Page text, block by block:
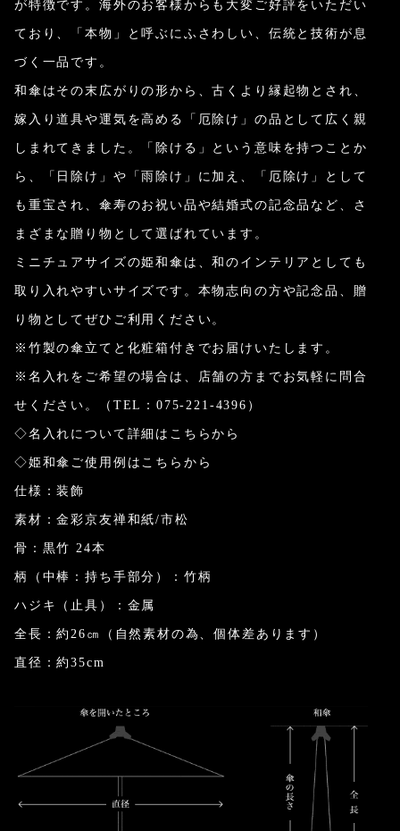
が特徴です。海外のお客様からも大変ご好評をいただい
ており、「本物」と呼ぶにふさわしい、伝統と技術が息
づく一品です。
和傘はその末広がりの形から、古くより縁起物とされ、
嫁入り道具や運気を高める「厄除け」の品として広く親
しまれてきました。「除ける」という意味を持つことか
ら、「日除け」や「雨除け」に加え、「厄除け」として
も重宝され、傘寿のお祝い品や結婚式の記念品など、さ
まざまな贈り物として選ばれています。
ミニチュアサイズの姫和傘は、和のインテリアとしても
取り入れやすいサイズです。本物志向の方や記念品、贈
り物としてぜひご利用ください。
※竹製の傘立てと化粧箱付きでお届けいたします。
※名入れをご希望の場合は、店舗の方までお気軽に問合
せください。（TEL：075-221-4396）
◇名入れについて詳細はこちらから
◇姫和傘ご使用例はこちらから
仕様：装飾
素材：金彩京友禅和紙/市松
骨：黒竹 24本
柄（中棒：持ち手部分）：竹柄
ハジキ（止具）：金属
全長：約26㎝（自然素材の為、個体差あります）
直径：約35cm